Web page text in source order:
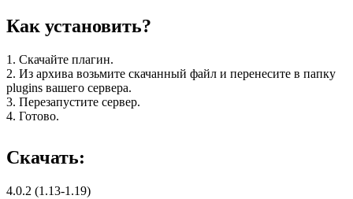
Как установить?
1. Скачайте плагин.
2. Из архива возьмите скачанный файл и перенесите в папку
plugins вашего сервера.
3. Перезапустите сервер.
4. Готово.
Скачать:
4.0.2 (1.13-1.19)